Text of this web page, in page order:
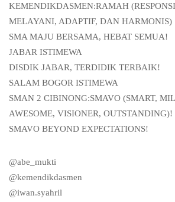
KEMENDIKDASMEN:RAMAH
MELAYANI, ADAPTIF, DAN HARMONIS)
SMA MAJU BERSAMA, HEBAT SEMUA!
JABAR ISTIMEWA
DISDIK JABAR, TERDIDIK TERBAIK!
SALAM BOGOR ISTIMEWA
SMAN 2 CIBINONG:SMAVO (SMART,
AWESOME, VISIONER, OUTSTANDING)!
SMAVO BEYOND EXPECTATIONS!
@abe_mukti
@kemendikdasmen
@iwan.syahril